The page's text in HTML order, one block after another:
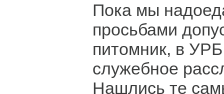
Пока мы
просьбами
питомник, в
служебное
Нашлись те